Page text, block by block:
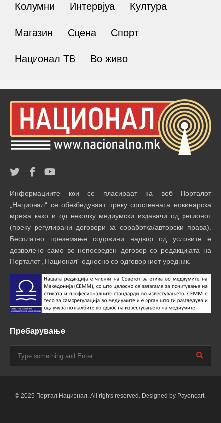
Колумни Интервјуа Култура
Магазин Сцена Спорт
Национал ТВ Во живо
Информациите кои се пласираат на веб Порталот
„Национал“ се обезбедуваат преку сопствената новинарска
мрежа како и од неколку медиумски издавачи од регионот
(преку регулирани договори за соработка/авторски права).
Бесплатно преземање содржини надвор од условите е
дозволено само во непосреден договор со редакцијата на
Порталот „Национал“ односно со одговорниот уредник.
Пребарување
© 2025 Портал Национал. All rights reserved. Designed by Payoncart.